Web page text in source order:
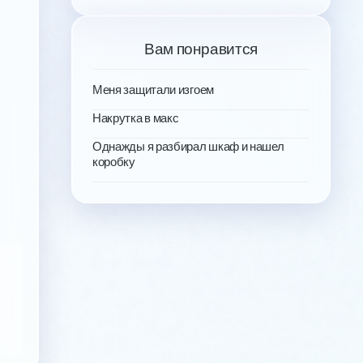
Вам понравится
Меня защитали изгоем
Накрутка в макс
Однажды я разбирал шкаф и нашел
коробку